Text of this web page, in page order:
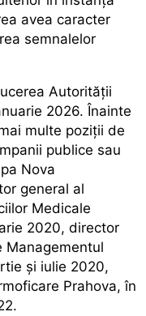
avea caracter
semnalelor
Autorității
2026. Înainte
multe poziții de
publice sau
Nova
general al
Medicale
2020, director
Managementul
și iulie 2020,
Prahova, în